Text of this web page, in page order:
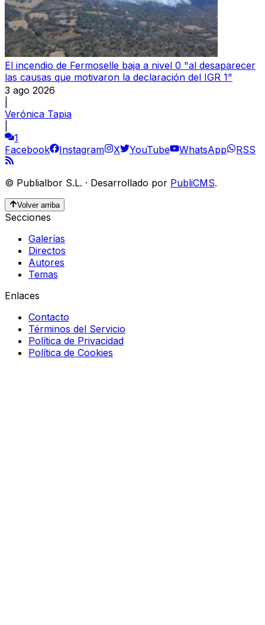
El incendio de Fermoselle baja a nivel 0 "al desaparecer
las causas que motivaron la declaración del IGR 1"
3 ago 2026
Verónica Tapia
1
Facebook
Instagram X YouTube WhatsApp RSS
© Publialbor S.L. · Desarrollado por PubliCMS.
Volver arriba
Secciones
Galerías
Directos
Autores
Temas
Enlaces
Contacto
Términos del Servicio
Política de Privacidad
Política de Cookies